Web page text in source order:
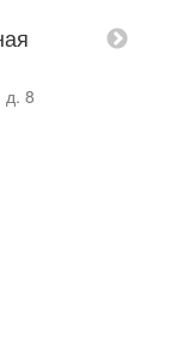
д. 8